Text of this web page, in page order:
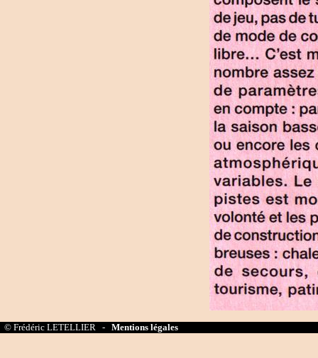
© Frédéric LETELLIER - Mentions légales